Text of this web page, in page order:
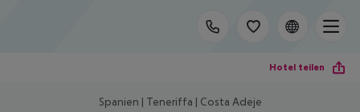
Hotel teilen
Spanien | Teneriffa | Costa Adeje